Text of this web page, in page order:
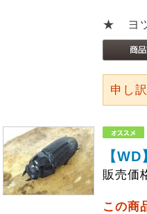
★ ヨツ
申し
【
販売価
この商